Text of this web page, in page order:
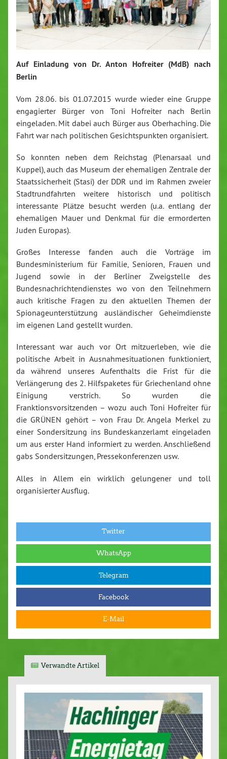
Auf Einladung von Dr. Anton Hofreiter (MdB) nach
Berlin
Vom 28.06. bis 01.07.2015 wurde wieder eine Gruppe
engagierter Bürger von Toni Hofreiter nach Berlin
eingeladen. Mit dabei auch Bürger aus Oberhaching. Die
Fahrt war nach politischen Gesichtspunkten organisiert.
So konnten neben dem Reichstag (Plenarsaal und
Kuppel), auch das Museum der ehemaligen Zentrale der
Staatssicherheit (Stasi) der DDR und im Rahmen zweier
Stadtrundfahrten weitere historisch und politisch
interessante Plätze besucht werden (u.a. entlang der
ehemaligen Mauer und Denkmal für die ermorderten
Juden Europas).
Großes Interesse fanden auch die Vorträge im
Bundesministerium für Familie, Senioren, Frauen und
Jugend sowie in der Berliner Zweigstelle des
Bundesnachrichtendienstes wo von den Teilnehmern
auch kritische Fragen zu den aktuellen Themen der
Spionageunterstützung ausländischer Geheimdienste
im eigenen Land gestellt wurden.
Interessant war auch vor Ort mitzuerleben, wie die
politische Arbeit in Ausnahmesituationen funktioniert,
da während unseres Aufenthalts die Frist für die
Verlängerung des 2. Hilfspaketes für Griechenland ohne
Einigung verstrich. So wurden die
Franktionsvorsitzenden – wozu auch Toni Hofreiter für
die GRÜNEN gehört – von Frau Dr. Angela Merkel zu
einer Sondersitzung ins Bundeskanzerlamt eingeladen
um aus erster Hand informiert zu werden. Anschließend
gabs Sondersitzungen, Pressekonferenzen usw.
Alles in Allem ein wirklich gelungener und toll
organisierter Ausflug.
Twitter
WhatsApp
Telegram
Facebook
E-Mail
Verwandte Artikel